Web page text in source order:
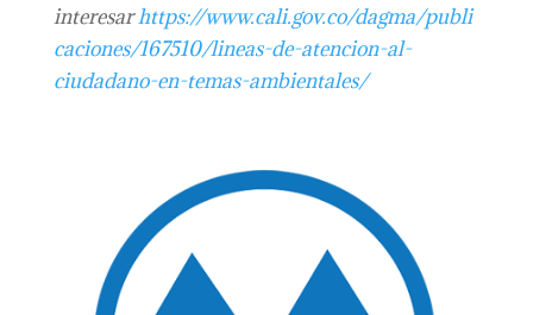
interesarhttps://www.cali.gov.co/dagma/publi
caciones/167510/lineas-de-atencion-al-
ciudadano-en-temas-ambientales/